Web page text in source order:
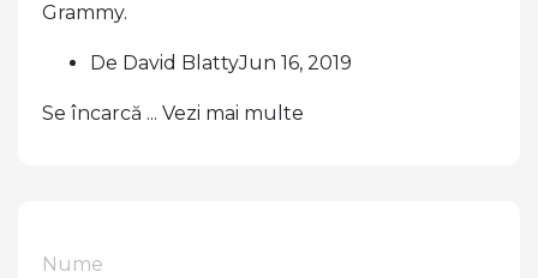
Grammy.
De David BlattyJun 16, 2019
Se încarcă ... Vezi mai multe
Nume